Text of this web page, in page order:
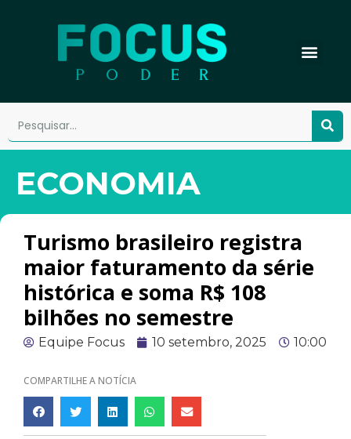
ECONOMIA
Turismo brasileiro registra
maior faturamento da série
histórica e soma R$ 108
bilhões no semestre
Equipe Focus 10 setembro, 2025 10:00
COMPARTILHE A NOTÍCIA